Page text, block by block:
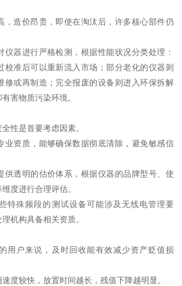
，造价昂贵，即使在淘汰后，许多核心部件仍
仪器进行严格检测，根据性能状况分类处理：
校准后可以重新流入市场；部分老化的仪器则
修或再制造；完全报废的设备则进入环保拆解
害物质污染环境。
性是首要考虑因素。
业资质，能够确保数据彻底清除，避免敏感信
供透明的估价体系，根据仪器的品牌型号、使
度进行合理评估。
特殊频段的测试设备可能涉及无线电管理要
机构具备相关资质。
用户来说，及时回收能有效减少资产贬值损
度较快，放置时间越长，残值下降越明显。